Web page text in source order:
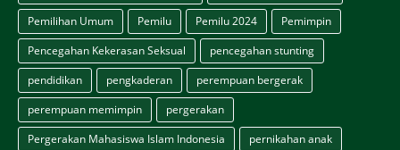
Pemilihan Umum
Pemilu Pemilu 2024
Pemimpin
Pencegahan Kekerasan Seksual
pencegahan stunting
pendidikan
pengkaderan
perempuan bergerak
perempuan memimpin
pergerakan
Pergerakan Mahasiswa Islam Indonesia
pernikahan anak